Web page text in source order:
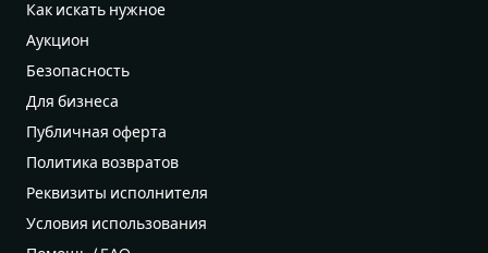
Как искать нужное
Аукцион
Безопасность
Для бизнеса
Публичная оферта
Политика возвратов
Реквизиты исполнителя
Условия использования